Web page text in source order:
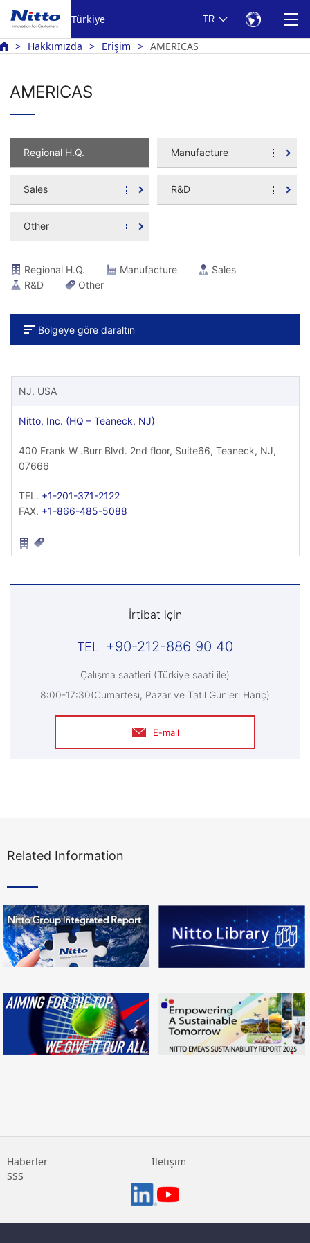
Türkiye TR
Hakkımızda Erişim AMERICAS
AMERICAS
Regional H.Q. Manufacture
Sales R&D
Other
Regional H.Q. Manufacture
Sales
R&D
Other
Bölgeye göre daraltın
NJ, USA
Nitto, Inc. (HQ – Teaneck, NJ)
400 Frank W .Burr Blvd. 2nd floor, Suite66, Teaneck, NJ,
07666
TEL. +1-201-371-2122
FAX. +1-866-485-5088
İrtibat için
+90-212-886 90 40
Çalışma saatleri (Türkiye saati ile)
8:00-17:30(Cumartesi, Pazar ve Tatil Günleri Hariç)
E-mail
Related Information
Haberler
İletişim
SSS